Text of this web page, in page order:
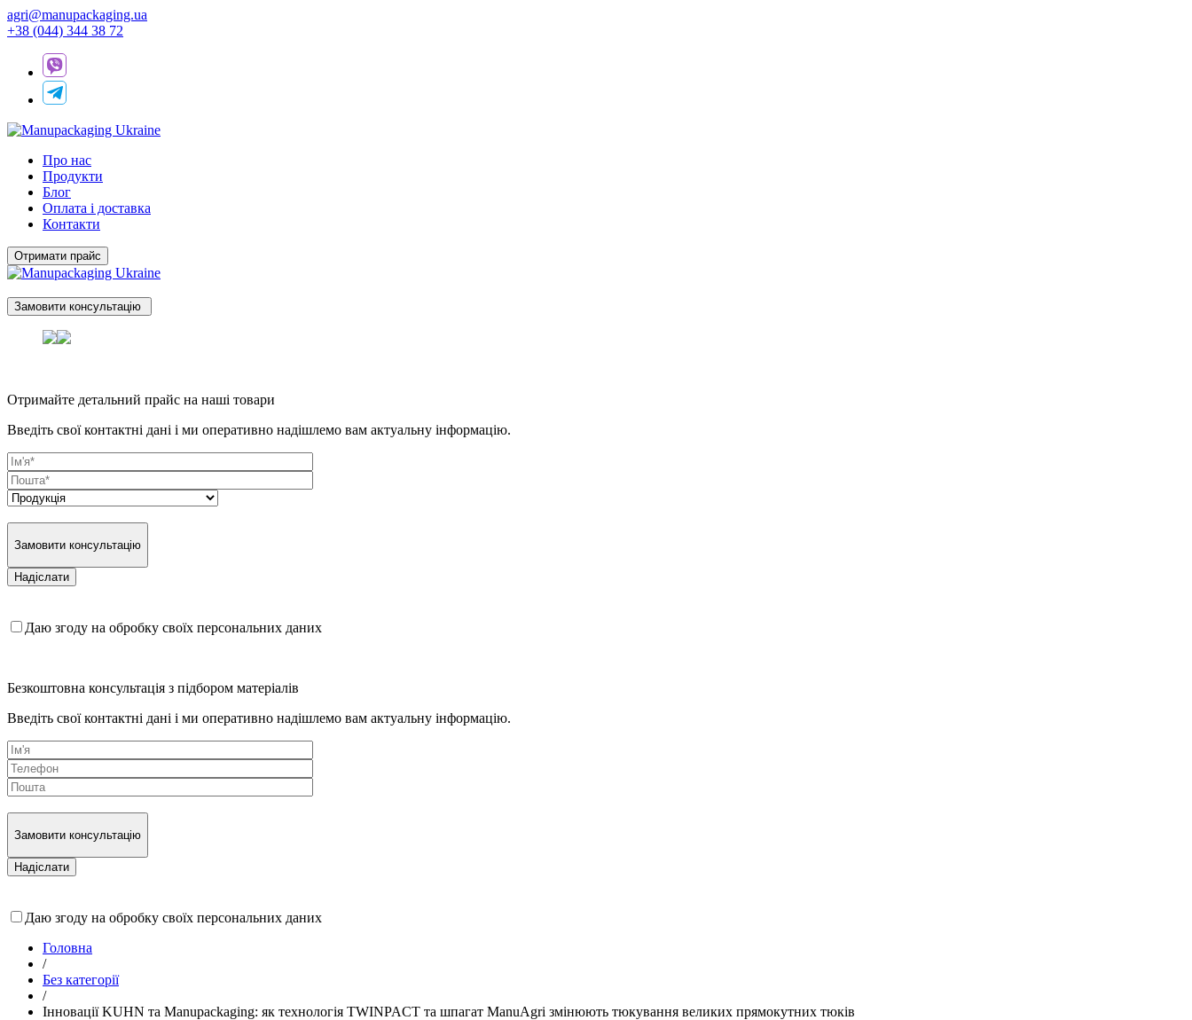
agri@manupackaging.ua
+38 (044) 344 38 72
Про нас
Продукти
Блог
Оплата і доставка
Контакти
Отримати прайс
Замовити консультацію
Отримайте детальний прайс на наші товари
Введіть свої контактні дані і ми оперативно надішлемо вам актуальну інформацію.
Замовити консультацію
Даю згоду на обробку своїх персональних даних
Безкоштовна консультація з підбором матеріалів
Введіть свої контактні дані і ми оперативно надішлемо вам актуальну інформацію.
Замовити консультацію
Даю згоду на обробку своїх персональних даних
Головна
/
Без категорії
/
Інновації KUHN та Manupackaging: як технологія TWINPACT та шпагат ManuAgri змінюють тюкування великих прямокутних тюків